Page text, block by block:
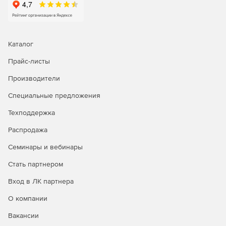
Анализ отчетов об исторических трендах для
эффективного планирования мощностей.
неполадок в работе сети.
неполадок на первом и втором уровнях сети:
Проверка связи по протоколу ICMP: доступность —
устройства, поэтому инструмент для проверки связи
позволяет определить, доступно ли устройство, а
маршрута позволяет узнать, является ли причиной
недоступности устройства ошибка в пути к нему, а
прервана. Трассировка маршрута от OpManager до
прыжков до отслеживаемого устройства, а также
Каталог
Прайс-листы
Производители
Специальные предложения
Техподдержка
Распродажа
Семинары и вебинары
Стать партнером
Вход в ЛК партнера
О компании
Вакансии